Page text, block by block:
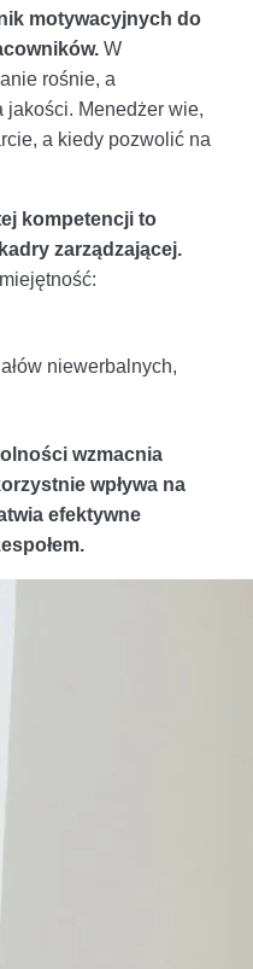
motywacyjnych do
W
rośnie, a
jakości. Menedżer wie,
a kiedy pozwolić na
kompetencji to
zarządzającej.
niewerbalnych,
wzmacnia
wpływa na
efektywne